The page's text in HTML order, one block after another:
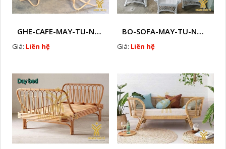
GHE-CAFE-MAY-TU-NHIEN-HTT - M22
Giá: Liên hệ
BO-SOFA-MAY-TU-NHIEN-HTT - M23
Giá: Liên hệ